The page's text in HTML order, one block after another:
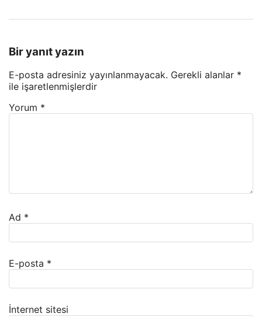
Bir yanıt yazın
E-posta adresiniz yayınlanmayacak. Gerekli alanlar *
ile işaretlenmişlerdir
Yorum *
Ad *
E-posta *
İnternet sitesi